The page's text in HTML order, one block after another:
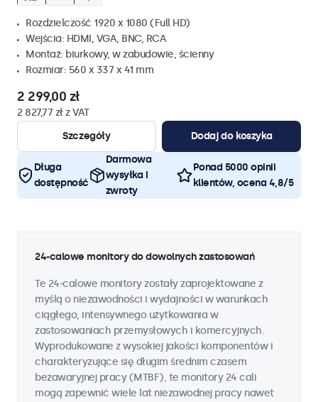
Rozdzielczość 1920 x 1080 (Full HD)
Wejścia: HDMI, VGA, BNC, RCA
Montaż: biurkowy, w zabudowie, ścienny
Rozmiar: 560 x 337 x 41 mm
2 299,00 zł
2 827,77 zł z VAT
Szczegóły
Dodaj do koszyka
Długa
dostępność
Darmowa
wysyłka i
zwroty
Ponad 5000 opinii
klientów, ocena 4,8/5
24-calowe monitory do dowolnych zastosowań
Te 24-calowe monitory zostały zaprojektowane z
myślą o niezawodności i wydajności w warunkach
ciągłego, intensywnego użytkowania w
zastosowaniach przemysłowych i komercyjnych.
Wyprodukowane z wysokiej jakości komponentów i
charakteryzujące się długim średnim czasem
bezawaryjnej pracy (MTBF), te monitory 24 cali
mogą zapewnić wiele lat niezawodnej pracy nawet